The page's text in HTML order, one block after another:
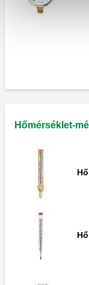
Hőmérséklet-